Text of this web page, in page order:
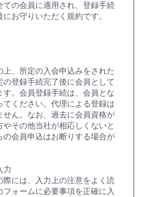
ての会員に適用され、登録手続
お守りいただく規約です。
上、所定の入会申込みをされた
の登録手続完了後に会員として
す。会員登録手続は、会員とな
てください。代理による登録は
せん。なお、過去に会員資格が
やその他当社が相応しくないと
の会員申込はお断りする場合が
力
際には、入力上の注意をよく読
フォームに必要事項を正確に入